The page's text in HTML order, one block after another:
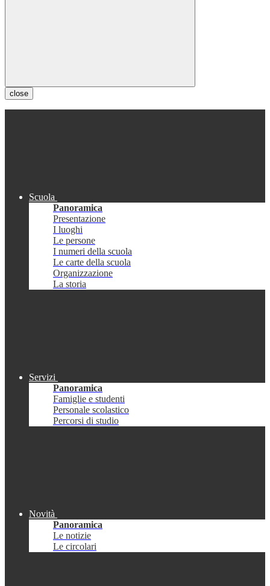
close
Scuola
Panoramica
Presentazione
I luoghi
Le persone
I numeri della scuola
Le carte della scuola
Organizzazione
La storia
Servizi
Panoramica
Famiglie e studenti
Personale scolastico
Percorsi di studio
Novità
Panoramica
Le notizie
Le circolari